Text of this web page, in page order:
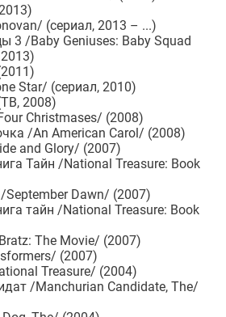
(сериал, 2013 – ...)
3 /Baby Geniuses: Baby Squad
Star/ (сериал, 2010)
2008)
Christmases/ (2008)
/An American Carol/ (2008)
and Glory/ (2007)
Тайн /National Treasure: Book
September Dawn/ (2007)
тайн /National Treasure: Book
The Movie/ (2007)
(2007)
Treasure/ (2004)
/Manchurian Candidate, The/